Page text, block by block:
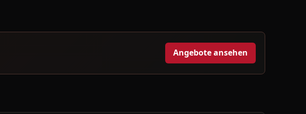
Angebote ansehen